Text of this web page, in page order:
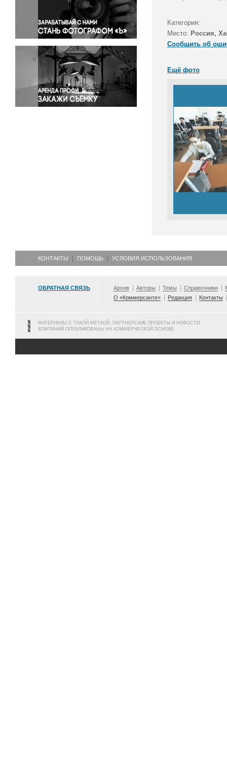
Правосудие
Происшествия и конфликты
Религия
Светская жизнь
Спорт
Экология
Экономика и бизнес
Категория:
Место: Россия,
Сообщить об
Ещё фото
КОНТАКТЫ ПОМОЩЬ УСЛОВИЯ ИСПОЛЬЗОВАНИЯ
ОБРАТНАЯ СВЯЗЬ Архив Авторы Темы Справочники
О «Коммерсанте»
Редакция Контакты
МАТЕРИАЛЫ С ТАКОЙ МЕТКОЙ, ПАРТНЕРСКИЕ ПРОЕКТЫ И НОВОСТИ
КОМПАНИЙ ОПУБЛИКОВАНЫ НА КОММЕРЧЕСКОЙ ОСНОВЕ